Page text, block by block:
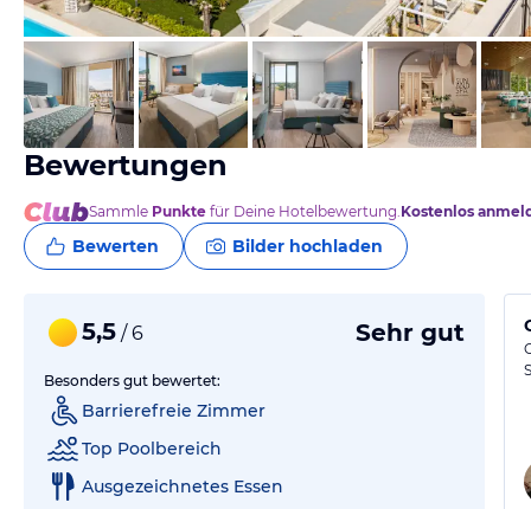
vom Hotelier, Mai 2022
Bewertungen
Sammle Punkte für Deine Hotelbewertung.Kostenlos
Bewerten Bilder hochladen
5,5 / 6 Sehr gut
Besonders gut bewertet:
Barrierefreie Zimmer
Top Poolbereich
Ausgezeichnetes Essen